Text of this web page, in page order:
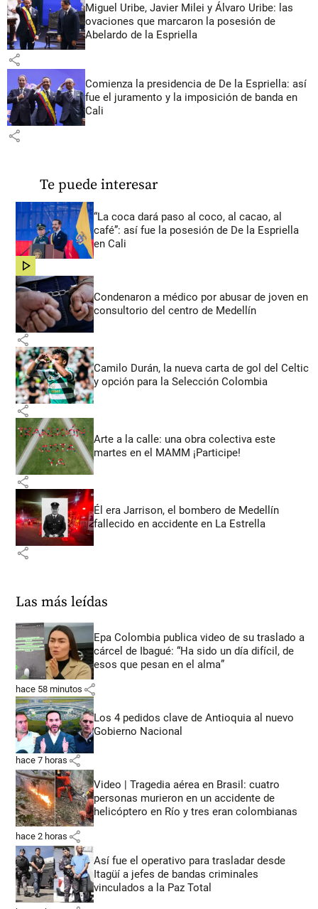
Miguel Uribe, Javier Milei y Álvaro Uribe: las
ovaciones que marcaron la posesión de
Abelardo de la Espriella
share
Comienza la presidencia de De la Espriella: así
fue el juramento y la imposición de banda en
Cali
share
Te puede interesar
“La coca dará paso al coco, al cacao, al
café”: así fue la posesión de De la Espriella
en Cali
share
Condenaron a médico por abusar de joven en
consultorio del centro de Medellín
share
Camilo Durán, la nueva carta de gol del Celtic
y opción para la Selección Colombia
share
Arte a la calle: una obra colectiva este
martes en el MAMM ¡Participe!
share
Él era Jarrison, el bombero de Medellín
fallecido en accidente en La Estrella
share
Las más leídas
Epa Colombia publica video de su traslado a
cárcel de Ibagué: “Ha sido un día difícil, de
esos que pesan en el alma”
hace 58 minutos share
Los 4 pedidos clave de Antioquia al nuevo
Gobierno Nacional
hace 7 horas share
Video | Tragedia aérea en Brasil: cuatro
personas murieron en un accidente de
helicóptero en Río y tres eran colombianas
hace 2 horas share
Así fue el operativo para trasladar desde
Itagüí a jefes de bandas criminales
vinculados a la Paz Total